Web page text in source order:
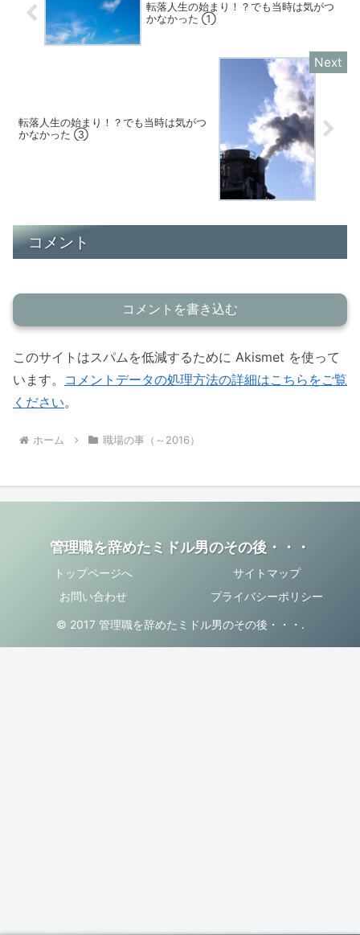
転落人生の始まり！？でも当時は気がつ
かなかった ①
転落人生の始まり！？でも当時は気がつ
かなかった ③
コメント
コメントを書き込む
このサイトはスパムを低減するために Akismet を使って
います。 コメントデータの処理方法の詳細はこちらをご覧
ください。
ホーム 職場の事（～2016）
管理職を辞めたミドル男のその後・・・
トップページへ
サイトマップ
お問い合わせ
プライバシーポリシー
© 2017 管理職を辞めたミドル男のその後・・・.